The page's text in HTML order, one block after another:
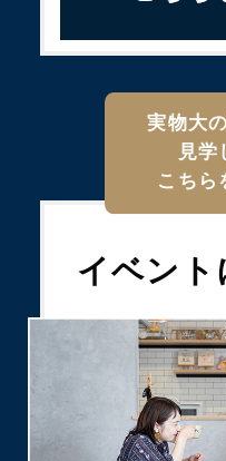
実物大
見学
こちら
イベント